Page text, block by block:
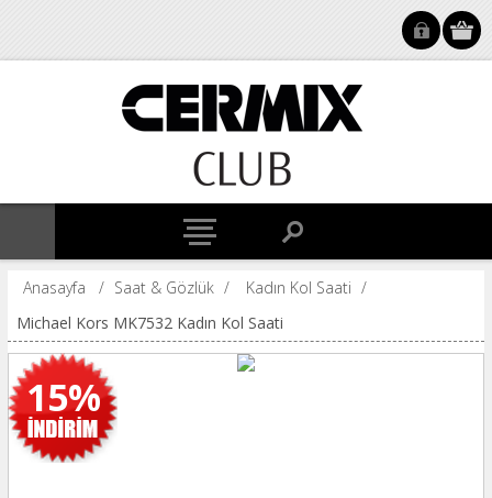
Anasayfa / Saat & Gözlük / Kadın Kol Saati /
Michael Kors MK7532 Kadın Kol Saati
15%